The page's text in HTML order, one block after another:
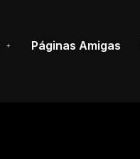
Páginas Amigas